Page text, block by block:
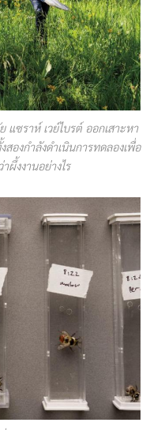
ซราห์ เวย์ไบรต์ ออกเสาะหา
องกำลังดำเนินการทดลองเพื่อ
ผึ้งงานอย่างไร